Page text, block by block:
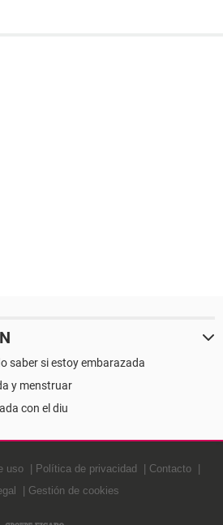
saber si estoy embarazada
y menstruar
con el diu
uso Política de privacidad
Contacto
Gestión de cookies